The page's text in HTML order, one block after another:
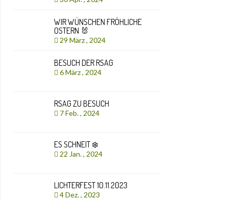
WIR WÜNSCHEN FRÖHLICHE
OSTERN 🐰
29 März , 2024
BESUCH DER RSAG
6 März , 2024
RSAG ZU BESUCH
7 Feb. , 2024
ES SCHNEIT ❄️
22 Jan. , 2024
LICHTERFEST 10.11.2023
4 Dez. , 2023